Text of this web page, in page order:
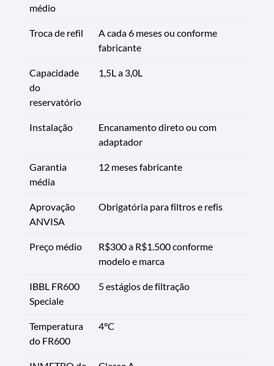
médio
Troca de refil
A cada 6 meses ou conforme
fabricante
Capacidade
do
reservatório
1,5L a 3,0L
Instalação
Encanamento direto ou com
adaptador
Garantia
média
12 meses fabricante
Aprovação
ANVISA
Obrigatória para filtros e refis
Preço médio
R$300 a R$1.500 conforme
modelo e marca
IBBL FR600
Speciale
5 estágios de filtração
Temperatura
do FR600
4°C